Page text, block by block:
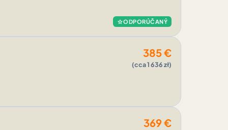
starODPORÚČANÝ
385€
(cca 1 636 zł)
369€